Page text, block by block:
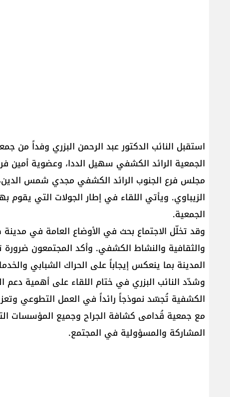
استقبل النائب الدكتور عبد الرحمن البزري وفداً من
الجمعية الرائد الكشفي سهيل الددا، وعضوية أمين
مجلس فرع الجنوب الرائد الكشفي مجدي شمس الدين،
الزيباوي. ويأتي اللقاء في إطار الجولات التي
الجمعية.
وقد تخلّل الاجتماع بحث في الأوضاع العامة في
والثقافية والنشاط الكشفي. وأكد المجتمعون ضرورة
المدينة بما ينعكس إيجاباً على الحراك الشبابي
وشدّد النائب البزري في ختام اللقاء على أهمية دعم
الكشفية تُجسّد نموذجاً رائداً في العمل التطوعي
مع جمعية قُدامى كشافة الجراح وجميع المؤسسات
المشاركة والمسؤولية في المجتمع.